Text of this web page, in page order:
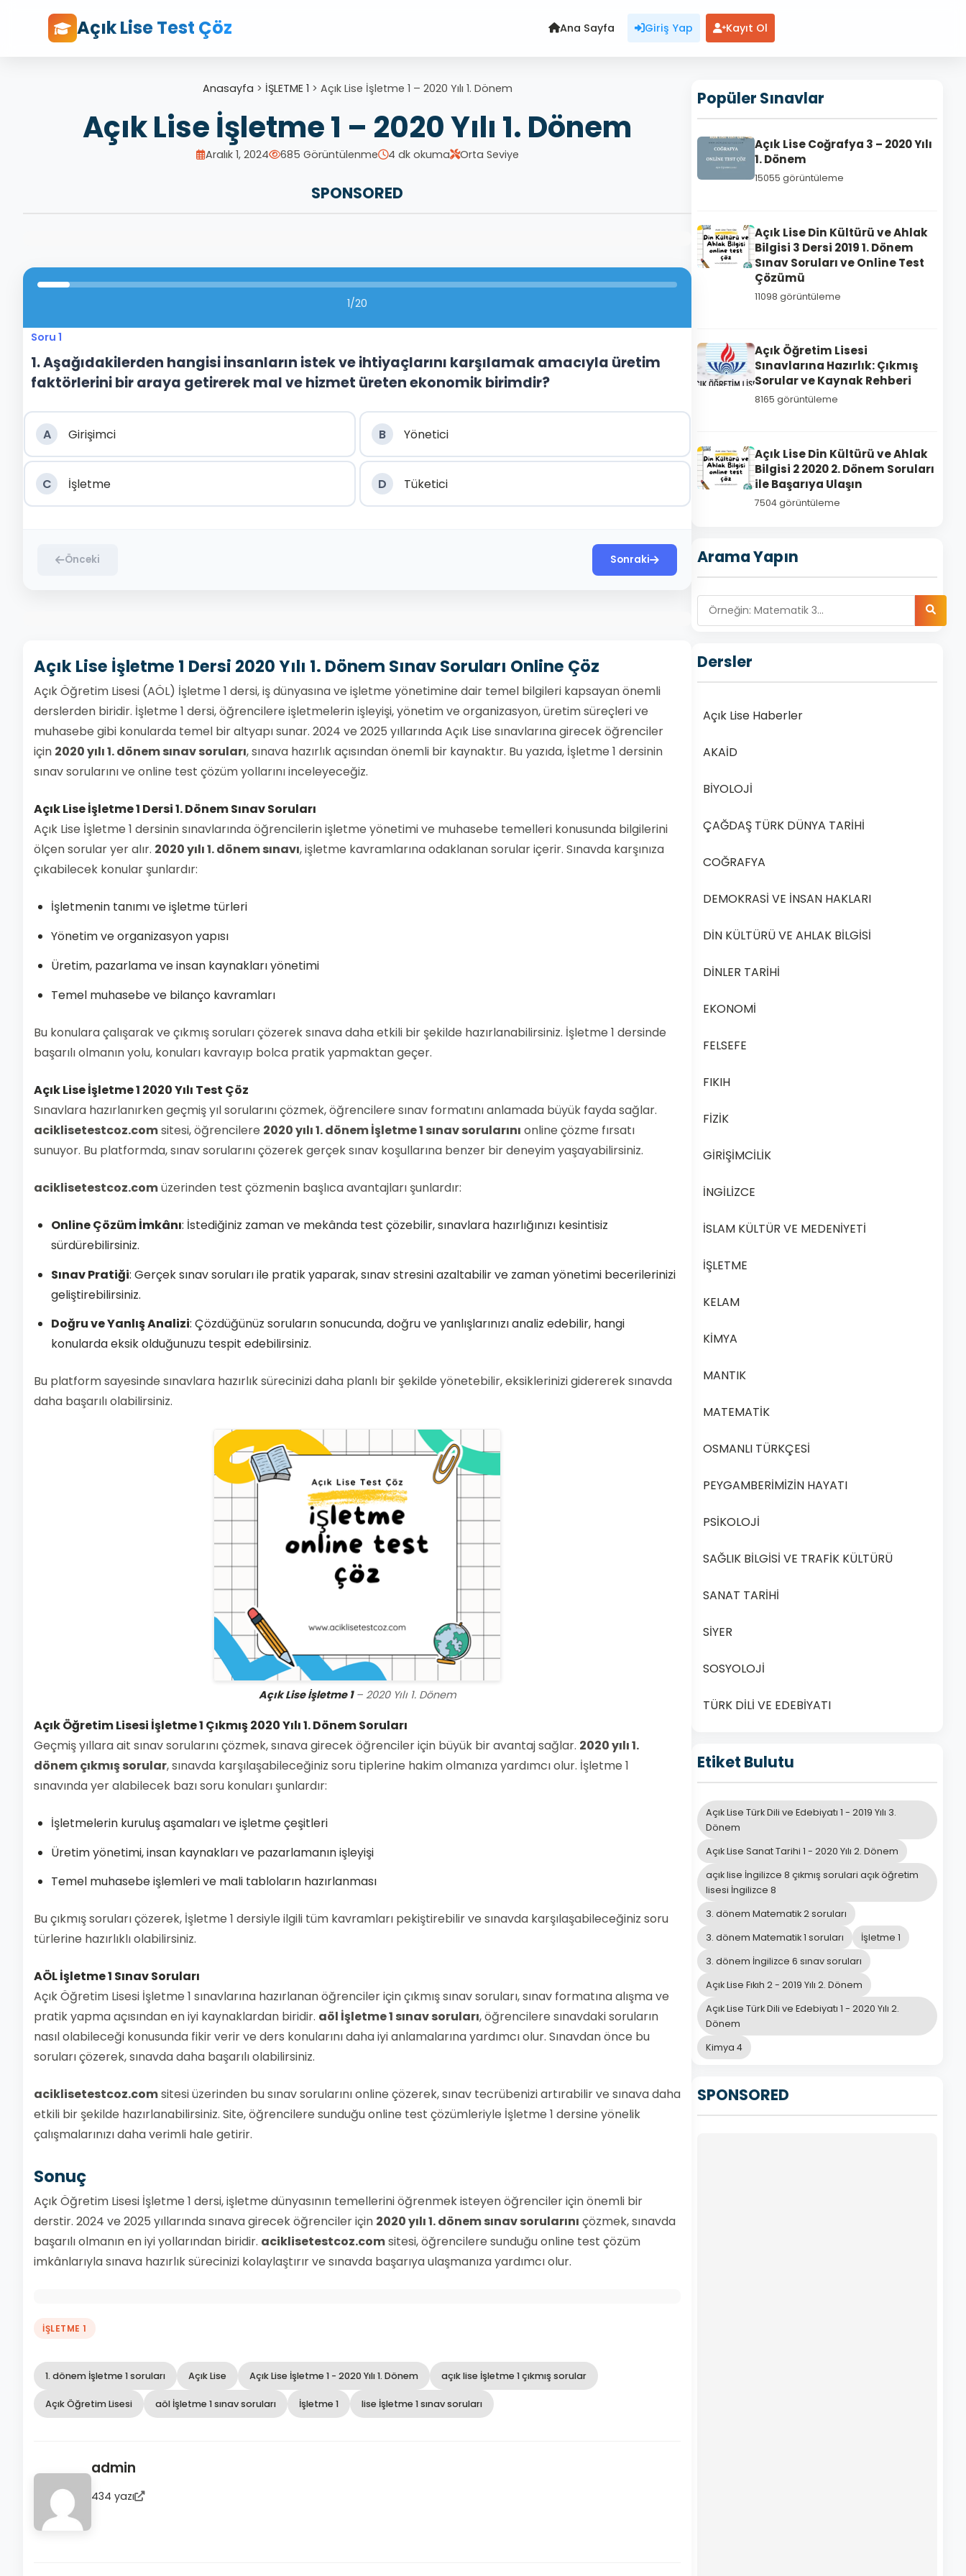
Açık Lise Test Çöz Ana Sayfa Giriş Yap Kayıt Ol
Anasayfa > İŞLETME 1 > Açık Lise İşletme 1 – 2020 Yılı 1. Dönem
Açık Lise İşletme 1 – 2020 Yılı 1. Dönem
Aralık 1, 2024 685 Görüntülenme 4 dk okuma Orta Seviye
SPONSORED
1/20
Soru 1
1. Aşağıdakilerden hangisi insanların istek ve ihtiyaçlarını karşılamak amacıyla üretim
faktörlerini bir araya getirerek mal ve hizmet üreten ekonomik birimdir?
A Girişimci B Yönetici
C İşletme D Tüketici
Önceki Sonraki
Açık Lise İşletme 1 Dersi 2020 Yılı 1. Dönem Sınav Soruları Online Çöz
Açık Öğretim Lisesi (AÖL) İşletme 1 dersi, iş dünyasına ve işletme yönetimine dair temel bilgileri kapsayan önemli
derslerden biridir. İşletme 1 dersi, öğrencilere işletmelerin işleyişi, yönetim ve organizasyon, üretim süreçleri ve
muhasebe gibi konularda temel bir altyapı sunar. 2024 ve 2025 yıllarında Açık Lise sınavlarına girecek öğrenciler
için 2020 yılı 1. dönem sınav soruları, sınava hazırlık açısından önemli bir kaynaktır. Bu yazıda, İşletme 1 dersinin
sınav sorularını ve online test çözüm yollarını inceleyeceğiz.
Açık Lise İşletme 1 Dersi 1. Dönem Sınav Soruları
Açık Lise İşletme 1 dersinin sınavlarında öğrencilerin işletme yönetimi ve muhasebe temelleri konusunda bilgilerini
ölçen sorular yer alır. 2020 yılı 1. dönem sınavı, işletme kavramlarına odaklanan sorular içerir. Sınavda karşınıza
çıkabilecek konular şunlardır:
İşletmenin tanımı ve işletme türleri
Yönetim ve organizasyon yapısı
Üretim, pazarlama ve insan kaynakları yönetimi
Temel muhasebe ve bilanço kavramları
Bu konulara çalışarak ve çıkmış soruları çözerek sınava daha etkili bir şekilde hazırlanabilirsiniz. İşletme 1 dersinde
başarılı olmanın yolu, konuları kavrayıp bolca pratik yapmaktan geçer.
Açık Lise İşletme 1 2020 Yılı Test Çöz
Sınavlara hazırlanırken geçmiş yıl sorularını çözmek, öğrencilere sınav formatını anlamada büyük fayda sağlar.
aciklisetestcoz.comsitesi, öğrencilere 2020 yılı 1. dönem İşletme 1 sınav sorularını online çözme fırsatı
sunuyor. Bu platformda, sınav sorularını çözerek gerçek sınav koşullarına benzer bir deneyim yaşayabilirsiniz.
aciklisetestcoz.comüzerinden test çözmenin başlıca avantajları şunlardır:
Online Çözüm İmkânı: İstediğiniz zaman ve mekânda test çözebilir, sınavlara hazırlığınızı kesintisiz
sürdürebilirsiniz.
Sınav Pratiği: Gerçek sınav soruları ile pratik yaparak, sınav stresini azaltabilir ve zaman yönetimi becerilerinizi
geliştirebilirsiniz.
Doğru ve Yanlış Analizi: Çözdüğünüz soruların sonucunda, doğru ve yanlışlarınızı analiz edebilir, hangi
konularda eksik olduğunuzu tespit edebilirsiniz.
Bu platform sayesinde sınavlara hazırlık sürecinizi daha planlı bir şekilde yönetebilir, eksiklerinizi gidererek sınavda
daha başarılı olabilirsiniz.
Açık Lise İşletme 1– 2020 Yılı 1. Dönem
Açık Öğretim Lisesi İşletme 1 Çıkmış 2020 Yılı 1. Dönem Soruları
Geçmiş yıllara ait sınav sorularını çözmek, sınava girecek öğrenciler için büyük bir avantaj sağlar. 2020 yılı 1.
dönem çıkmış sorular, sınavda karşılaşabileceğiniz soru tiplerine hakim olmanıza yardımcı olur. İşletme 1
sınavında yer alabilecek bazı soru konuları şunlardır:
İşletmelerin kuruluş aşamaları ve işletme çeşitleri
Üretim yönetimi, insan kaynakları ve pazarlamanın işleyişi
Temel muhasebe işlemleri ve mali tabloların hazırlanması
Bu çıkmış soruları çözerek, İşletme 1 dersiyle ilgili tüm kavramları pekiştirebilir ve sınavda karşılaşabileceğiniz soru
türlerine hazırlıklı olabilirsiniz.
AÖL İşletme 1 Sınav Soruları
Açık Öğretim Lisesi İşletme 1 sınavlarına hazırlanan öğrenciler için çıkmış sınav soruları, sınav formatına alışma ve
pratik yapma açısından en iyi kaynaklardan biridir. aöl İşletme 1 sınav soruları, öğrencilere sınavdaki soruların
nasıl olabileceği konusunda fikir verir ve ders konularını daha iyi anlamalarına yardımcı olur. Sınavdan önce bu
soruları çözerek, sınavda daha başarılı olabilirsiniz.
aciklisetestcoz.comsitesi üzerinden bu sınav sorularını online çözerek, sınav tecrübenizi artırabilir ve sınava daha
etkili bir şekilde hazırlanabilirsiniz. Site, öğrencilere sunduğu online test çözümleriyle İşletme 1 dersine yönelik
çalışmalarınızı daha verimli hale getirir.
Sonuç
Açık Öğretim Lisesi İşletme 1 dersi, işletme dünyasının temellerini öğrenmek isteyen öğrenciler için önemli bir
derstir. 2024 ve 2025 yıllarında sınava girecek öğrenciler için 2020 yılı 1. dönem sınav sorularını çözmek, sınavda
başarılı olmanın en iyi yollarından biridir. aciklisetestcoz.comsitesi, öğrencilere sunduğu online test çözüm
imkânlarıyla sınava hazırlık sürecinizi kolaylaştırır ve sınavda başarıya ulaşmanıza yardımcı olur.
İŞLETME 1
1. dönem İşletme 1 soruları Açık Lise Açık Lise İşletme 1 - 2020 Yılı 1. Dönem açık lise İşletme 1 çıkmış sorular
Açık Öğretim Lisesi aöl İşletme 1 sınav soruları İşletme 1 lise İşletme 1 sınav soruları
admin
434 yazı
Popüler Sınavlar
Açık Lise Coğrafya 3 – 2020 Yılı
1. Dönem
15055 görüntüleme
Açık Lise Din Kültürü ve Ahlak
Bilgisi 3 Dersi 2019 1. Dönem
Sınav Soruları ve Online Test
Çözümü
11098 görüntüleme
Açık Öğretim Lisesi
Sınavlarına Hazırlık: Çıkmış
Sorular ve Kaynak Rehberi
8165 görüntüleme
Açık Lise Din Kültürü ve Ahlak
Bilgisi 2 2020 2. Dönem Soruları
ile Başarıya Ulaşın
7504 görüntüleme
Arama Yapın
Dersler
Açık Lise Haberler
AKAİD
BİYOLOJİ
ÇAĞDAŞ TÜRK DÜNYA TARİHİ
COĞRAFYA
DEMOKRASİ VE İNSAN HAKLARI
DİN KÜLTÜRÜ VE AHLAK BİLGİSİ
DİNLER TARİHİ
EKONOMİ
FELSEFE
FIKIH
FİZİK
GİRİŞİMCİLİK
İNGİLİZCE
İSLAM KÜLTÜR VE MEDENİYETİ
İŞLETME
KELAM
KİMYA
MANTIK
MATEMATİK
OSMANLI TÜRKÇESİ
PEYGAMBERİMİZİN HAYATI
PSİKOLOJİ
SAĞLIK BİLGİSİ VE TRAFİK KÜLTÜRÜ
SANAT TARİHİ
SİYER
SOSYOLOJİ
TÜRK DİLİ VE EDEBİYATI
Etiket Bulutu
Açık Lise Türk Dili ve Edebiyatı 1 - 2019 Yılı 3.
Dönem
Açık Lise Sanat Tarihi 1 - 2020 Yılı 2. Dönem
açık lise İngilizce 8 çıkmış sorulari açık öğretim
lisesi İngilizce 8
3. dönem Matematik 2 soruları
3. dönem Matematik 1 soruları
İşletme 1
3. dönem İngilizce 6 sınav soruları
Açık Lise Fıkıh 2 - 2019 Yılı 2. Dönem
Açık Lise Türk Dili ve Edebiyatı 1 - 2020 Yılı 2.
Dönem
Kimya 4
SPONSORED